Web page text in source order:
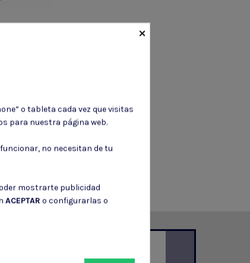
QD +
ACERO
€
×
o tableta cada vez que visitas
para nuestra página web.
no necesitan de tu
mostrarte publicidad
ACEPTAR o configurarlas o